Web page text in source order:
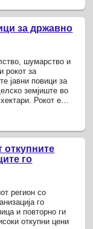
за државно
шумарство и
рокот за
јавни повици за
земјиште во
Рокот е
откупните
го
регион со
го
и повторно ги
откупни цени